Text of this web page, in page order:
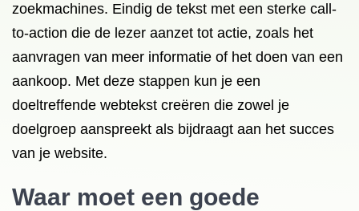
zoekmachines. Eindig de tekst met een sterke call-
to-action die de lezer aanzet tot actie, zoals het
aanvragen van meer informatie of het doen van een
aankoop. Met deze stappen kun je een
doeltreffende webtekst creëren die zowel je
doelgroep aanspreekt als bijdraagt aan het succes
van je website.
Waar moet een goede